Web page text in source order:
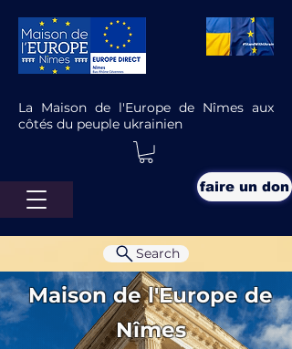
La Maison de l'Europe de Nîmes aux
côtés du peuple ukrainien
faire un don
Maison de l'Europe de
Nîmes
Search